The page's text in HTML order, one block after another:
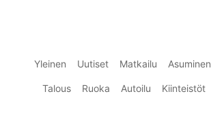
Yleinen Uutiset Matkailu Asuminen
Talous Ruoka Autoilu Kiinteistöt